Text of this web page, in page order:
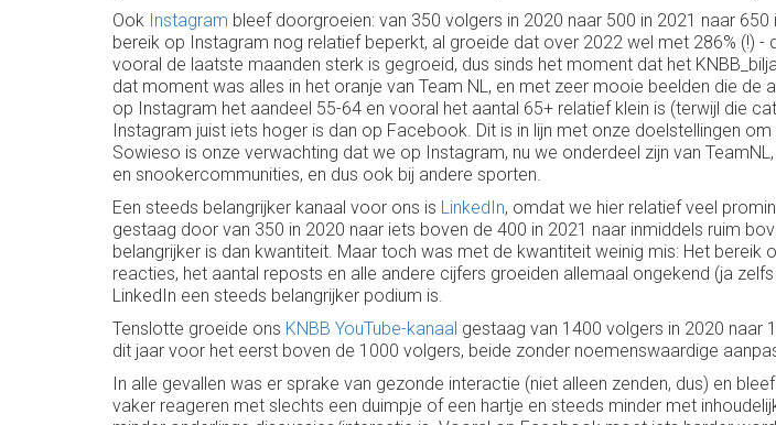
Ook Instagram bleef doorgroeien: van 350 volgers in 2020 naar 500 in 2021 naar
bereik op Instagram nog relatief beperkt, al groeide dat over 2022 wel met 286% (!)
vooral de laatste maanden sterk is gegroeid, dus sinds het moment dat het
dat moment was alles in het oranje van Team NL, en met zeer mooie beelden die
op Instagram het aandeel 55-64 en vooral het aantal 65+ relatief klein is (terwijl die
Instagram juist iets hoger is dan op Facebook. Dit is in lijn met onze doelstellingen
Sowieso is onze verwachting dat we op Instagram, nu we onderdeel zijn van
en snookercommunities, en dus ook bij andere sporten.
Een steeds belangrijker kanaal voor ons is LinkedIn, omdat we hier relatief veel
gestaag door van 350 in 2020 naar iets boven de 400 in 2021 naar inmiddels ruim
belangrijker is dan kwantiteit. Maar toch was met de kwantiteit weinig mis: Het
reacties, het aantal reposts en alle andere cijfers groeiden allemaal ongekend (ja
LinkedIn een steeds belangrijker podium is.
Tenslotte groeide ons KNBB YouTube-kanaal gestaag van 1400 volgers in 2020 naar
dit jaar voor het eerst boven de 1000 volgers, beide zonder noemenswaardige
In alle gevallen was er sprake van gezonde interactie (niet alleen zenden, dus) en
vaker reageren met slechts een duimpje of een hartje en steeds minder met